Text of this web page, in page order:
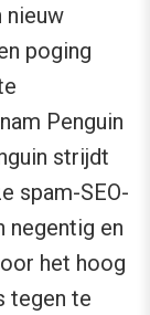
nieuw
poging
Penguin
strijdt
spam-SEO-
negentig en
het hoog
tegen te